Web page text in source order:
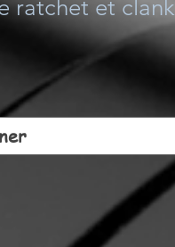
ratchet et clank